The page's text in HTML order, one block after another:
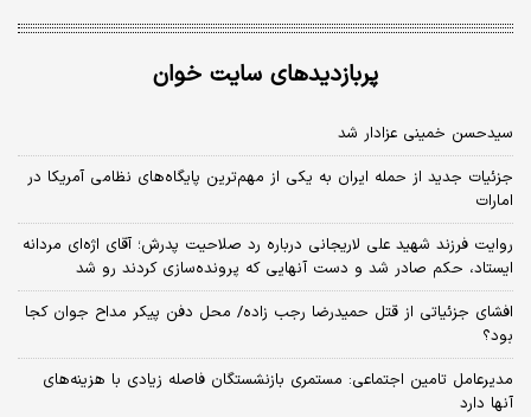
پربازدیدهای سایت خوان
سیدحسن خمینی عزادار شد
جزئیات جدید از حمله ایران به یکی از مهم‌ترین پایگاه‌های نظامی آمریکا در
امارات
روایت فرزند شهید علی لاریجانی درباره رد صلاحیت پدرش؛ آقای اژه‌ای مردانه
ایستاد، حکم صادر شد و دست آنهایی که پرونده‌سازی کردند رو شد
افشای جزئیاتی از قتل حمیدرضا رجب زاده/ محل دفن پیکر مداح جوان کجا
بود؟
مدیرعامل تامین اجتماعی: مستمری بازنشستگان فاصله زیادی با هزینه‌های
آنها دارد